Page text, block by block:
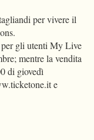
per vivere il
gli utenti My Live
mentre la vendita
di giovedì
e